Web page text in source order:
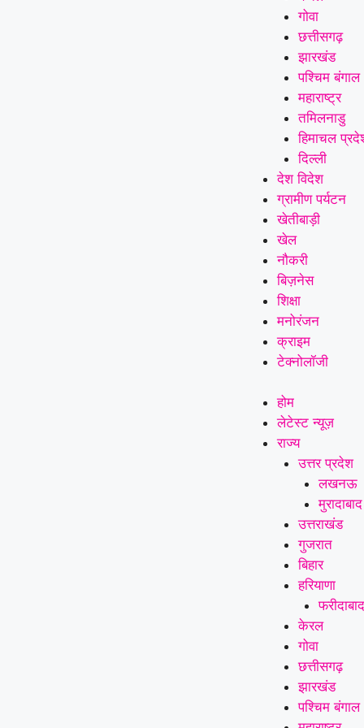
गोवा
छत्तीसगढ़
झारखंड
पश्चिम बंगाल
महाराष्ट्र
तमिलनाडु
हिमाचल
दिल्ली
देश विदेश
ग्रामीण पर्यटन
खेतीबाड़ी
खेल
नौकरी
बिज़नेस
शिक्षा
मनोरंजन
क्राइम
टेक्नोलॉजी
होम
लेटेस्ट न्यूज़
राज्य
उत्तर प्रदेश
लखनऊ
मुरादाबाद
उत्तराखंड
गुजरात
बिहार
हरियाणा
फरीदाबाद
केरल
गोवा
छत्तीसगढ़
झारखंड
पश्चिम बंगाल